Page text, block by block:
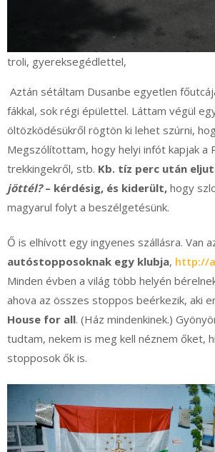
troli, gyereksegédlettel,
Aztán sétáltam Dusanbe egyetlen
fákkal, sok régi épülettel. Láttam végül
öltözködésükről rögtön ki lehet szúrni,
Megszólítottam, hogy helyi infót kapjak a
trekkingekről, stb. Kb. tíz perc után
jöttél?– kérdésig, és kiderült, hogy
magyarul folyt a beszélgetésünk.
Ő is elhívott egy ingyenes szállásra. Van
autóstopposoknak egy klubja, http://
Minden évben a világ több helyén
ahova az összes stoppos beérkezik, aki
House for all. (Ház mindenkinek.)
tudtam, nekem is meg kell néznem őket,
stopposok ők is.